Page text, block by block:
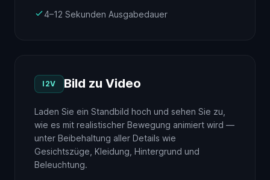
4–12 Sekunden Ausgabedauer
I2V Bild zu Video
Laden Sie ein Standbild hoch und sehen Sie zu,
wie es mit realistischer Bewegung animiert wird —
unter Beibehaltung aller Details wie
Gesichtszüge, Kleidung, Hintergrund und
Beleuchtung.